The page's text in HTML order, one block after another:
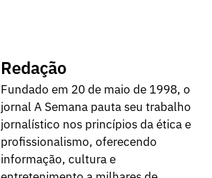
Redação
Fundado em 20 de maio de 1998, o
jornal A Semana pauta seu trabalho
jornalístico nos princípios da ética e
profissionalismo, oferecendo
informação, cultura e